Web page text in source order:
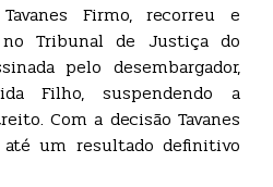
Firmo, recorreu e
Tribunal de Justiça do
pelo desembargador,
Filho, suspendendo a
Com a decisão Tavanes
um resultado definitivo